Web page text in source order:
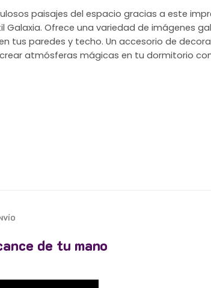
paisajes del espacio gracias a este
Ofrece una variedad de imágenes
tus paredes y techo. Un accesorio de
atmósferas mágicas en tu dormitorio
de tu mano